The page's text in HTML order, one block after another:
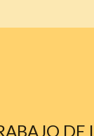
DE